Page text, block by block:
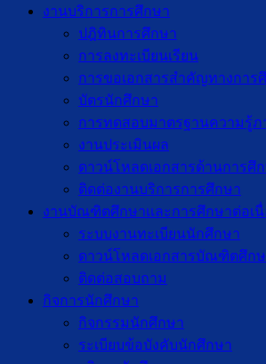
งานบริการการศึกษา
ปฎิทินการศึกษา
การลงทะเบียนเรียน
การขอเอกสารสำคัญทางการ
บัตรนักศึกษา
การทดสอบมาตรฐานความรู้ภ
งานประเมินผล
ดาวน์โหลดเอกสารด้านการศึ
ติดต่องานบริการการศึกษา
งานบัณฑิตศึกษาเเละการศึกษาต่อเนื่
ระบบงานทะเบียนนักศึกษา
ดาวน์โหลดเอกสารบัณฑิตศึก
ติดต่อสอบถาม
กิจการนักศึกษา
กิจกรรมนักศึกษา
ระเบียบข้อบังคับนักศึกษา